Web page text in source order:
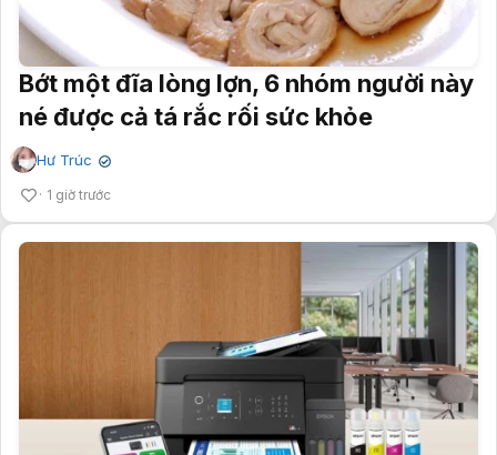
Bớt một đĩa lòng lợn, 6 nhóm người này
né được cả tá rắc rối sức khỏe
Hư Trúc ✔
1 giờ trước